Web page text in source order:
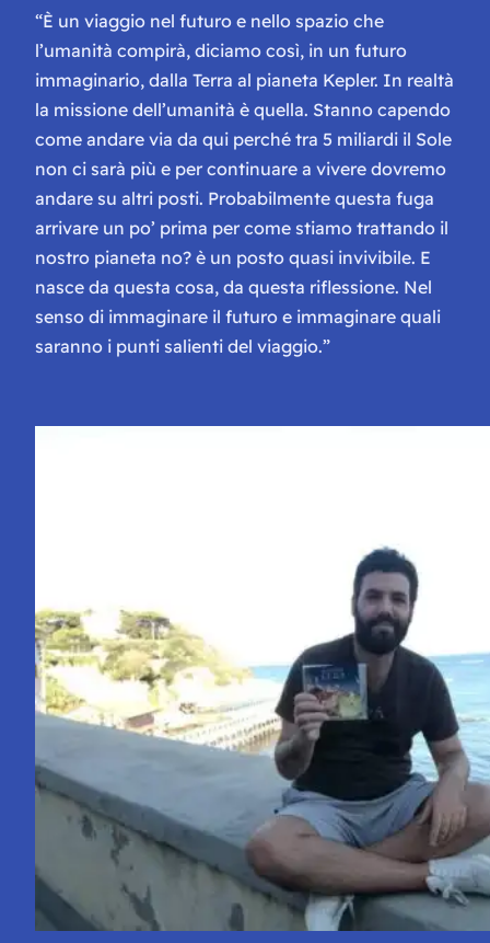
“È un viaggio nel futuro e nello spazio che
l’umanità compirà, diciamo così, in un futuro
immaginario, dalla Terra al pianeta Kepler. In realtà
la missione dell’umanità è quella. Stanno capendo
come andare via da qui perché tra 5 miliardi il Sole
non ci sarà più e per continuare a vivere dovremo
andare su altri posti. Probabilmente questa fuga
arrivare un po’ prima per come stiamo trattando il
nostro pianeta no? è un posto quasi invivibile. E
nasce da questa cosa, da questa riflessione. Nel
senso di immaginare il futuro e immaginare quali
saranno i punti salienti del viaggio.”